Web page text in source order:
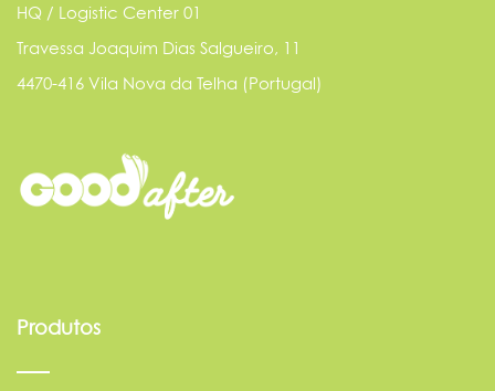
HQ / Logistic Center 01
Travessa Joaquim Dias Salgueiro, 11
4470-416 Vila Nova da Telha (Portugal)
Produtos